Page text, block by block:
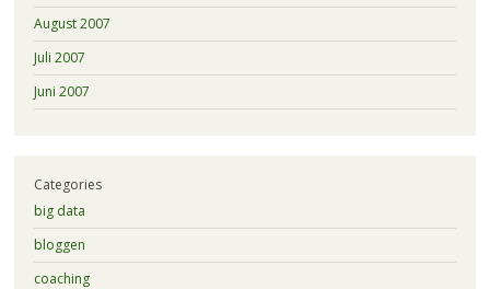
August 2007
Juli 2007
Juni 2007
Categories
big data
bloggen
coaching